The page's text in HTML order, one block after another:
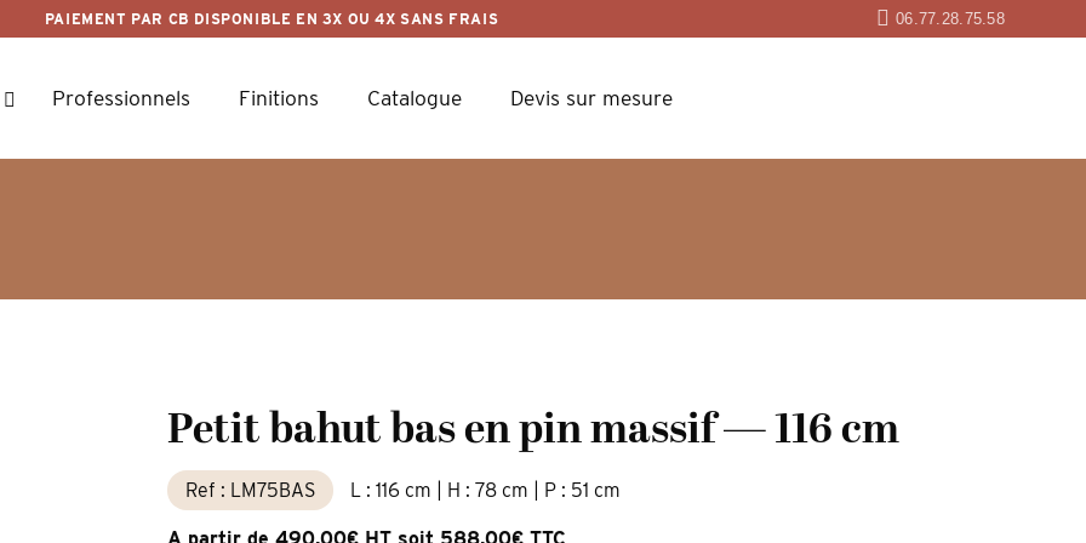
PAIEMENT PAR CB DISPONIBLE EN 3X OU 4X SANS FRAIS 06.77.28.75.58
Professionnels Finitions Catalogue Devis sur mesure
Petit bahut bas en pin massif — 116 cm
Ref : LM75BAS L : 116 cm | H : 78 cm | P : 51 cm